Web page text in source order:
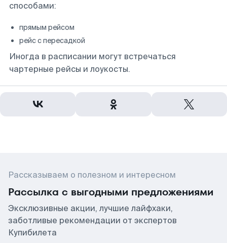
способами:
прямым рейсом
рейс с пересадкой
Иногда в расписании могут встречаться
чартерные рейсы и лоукосты.
Рассказываем о полезном и интересном
Рассылка с выгодными предложениями
Эксклюзивные акции, лучшие лайфхаки,
заботливые рекомендации от экспертов
Купибилета